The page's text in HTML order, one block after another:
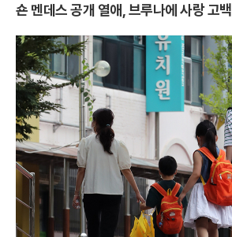
숀 멘데스 공개 열애, 브루나에 사랑 고백